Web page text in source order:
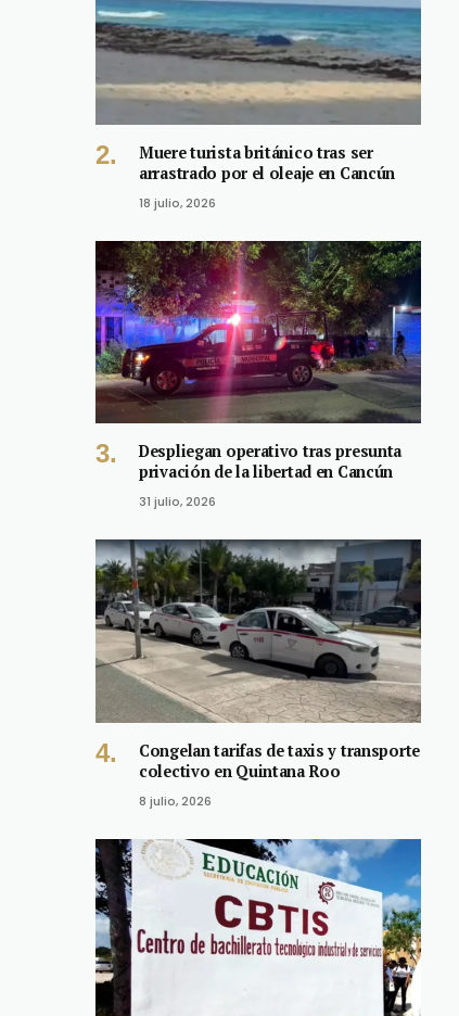
Muere turista británico tras ser
arrastrado por el oleaje en Cancún
18 julio, 2026
Despliegan operativo tras presunta
privación de la libertad en Cancún
31 julio, 2026
Congelan tarifas de taxis y transporte
colectivo en Quintana Roo
8 julio, 2026